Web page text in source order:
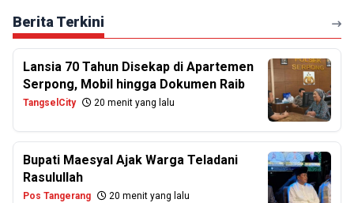
Berita Terkini
Lansia 70 Tahun Disekap di Apartemen
Serpong, Mobil hingga Dokumen Raib
TangselCity 20 menit yang lalu
Bupati Maesyal Ajak Warga Teladani
Rasulullah
Pos Tangerang 20 menit yang lalu